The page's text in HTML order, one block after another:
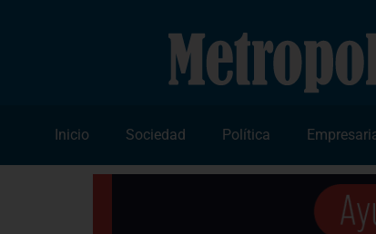
Inicio Sociedad Política